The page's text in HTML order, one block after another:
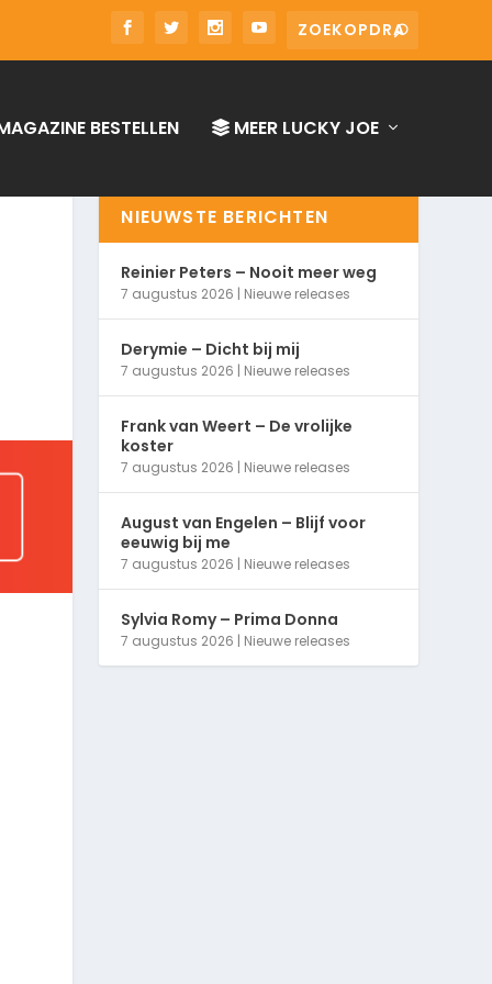
BESTELLEN MEER LUCKY JOE
NIEUWSTE BERICHTEN
Reinier Peters – Nooit meer weg
7 augustus 2026 | Nieuwe releases
Derymie – Dicht bij mij
7 augustus 2026 | Nieuwe releases
Frank van Weert – De vrolijke
koster
7 augustus 2026 | Nieuwe releases
August van Engelen – Blijf voor
eeuwig bij me
7 augustus 2026 | Nieuwe releases
Sylvia Romy – Prima Donna
7 augustus 2026 | Nieuwe releases